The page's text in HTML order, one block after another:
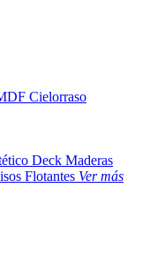
Cielorraso
Deck Maderas
Flotantes Ver más